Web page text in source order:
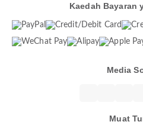
Kaedah Bayaran
Media
Muat